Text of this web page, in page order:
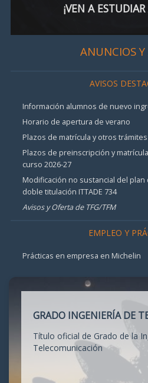
¡VEN A
ANUNCIOS Y
AVISOS
Información alumnos de nuevo
Horario de apertura de verano
Plazos de matrícula y otros
Plazos de preinscripción y
curso 2026-27
Modificación no sustancial del
doble titulación ITTADE 734
Avisos y Oferta de TFG/TFM
EMPLEO Y
Prácticas en empresa en Michelin
GRADO INGENIERÍA DE
Título oficial de Grado de la
Telecomunicación